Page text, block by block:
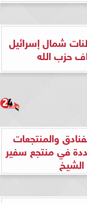
شمال إسرائيل
حزب الله
والمنتجعات
في منتجع سفير